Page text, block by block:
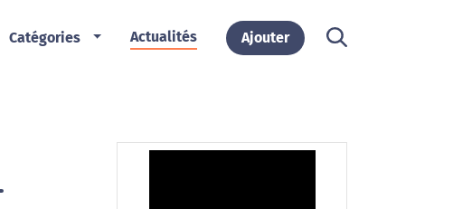
Catégories Actualités Ajouter